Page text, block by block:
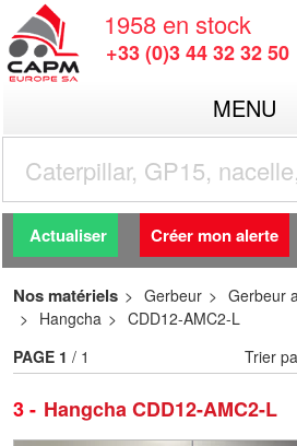
1958 en stock
+33 (0)3 44 32 32 50
MENU
Actualiser Créer mon alerte
Nos matériels Gerbeur
Gerbeur
Hangcha
CDD12-AMC2-L
3 Hangcha CDD12-AMC2-L
Trier
PAGE 1 / 1